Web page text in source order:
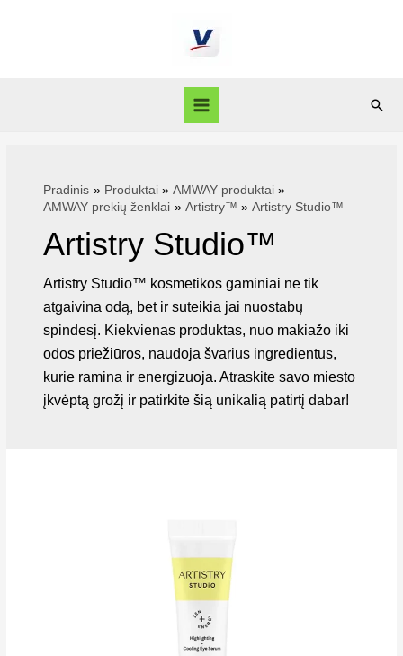
Pradinis Produktai
AMWAY produktai
AMWAY prekių ženklai
Artistry™ Artistry Studio™
Artistry Studio™
Artistry Studio™ kosmetikos gaminiai ne tik
atgaivina odą, bet ir suteikia jai nuostabų
spindesį. Kiekvienas produktas, nuo makiažo iki
odos priežiūros, naudoja švarius ingredientus,
kurie ramina ir energizuoja. Atraskite savo miesto
įkvėptą grožį ir patirkite šią unikalią patirtį dabar!